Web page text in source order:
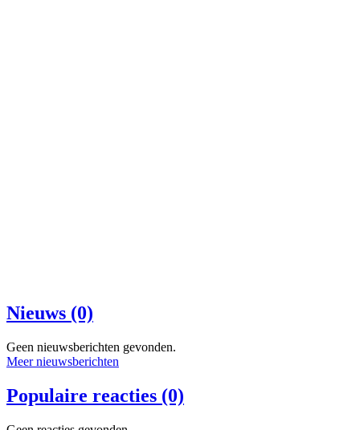
Nieuws (0)
Geen nieuwsberichten gevonden.
Meer nieuwsberichten
Populaire reacties (0)